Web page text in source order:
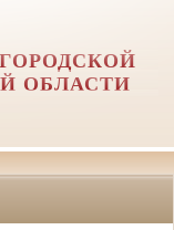
ОБЛАСТИ